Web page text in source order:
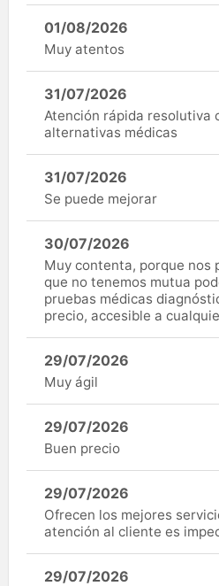
01/08/2026
Muy atentos
31/07/2026
Atención rápida resolutiva
alternativas médicas
31/07/2026
Se puede mejorar
30/07/2026
Muy contenta, porque nos
que no tenemos mutua
pruebas médicas
precio, accesible a
29/07/2026
Muy ágil
29/07/2026
Buen precio
29/07/2026
Ofrecen los mejores
atención al cliente es
29/07/2026